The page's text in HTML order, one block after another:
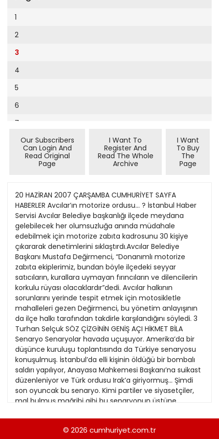
Cumhuriyet Sağlıklı Beslenme
Cumhuriyet Sokak
Cumhuriyet Spor
Cumhuriyet Strateji
Cumhuriyet Tarım
Cumhuriyet Yılbaşı
Çerçeve Eki
Dergi Eki
Ekonomi Eki
Evleniyoruz
Güney Dogu
Kitap Eki
Özel Ekler
Özel Okullar
Sevgililer Günü
Siyaset Eki
Sürdürülebilir yaşam
Turizm Eki
Yerel Yönetimler
1994
1991
1990
1989
1988
1987
1986
1985
1984
1983
1982
1981
1980
9
10
11
12
13
14
15
16
19
20
21
22
23
24
25
26
27
28
29
30
1
2
3
4
5
6
7
11
12
13
14
15
16
17
18
19
Our Subscribers
Can Login And
Read Original
Page
I Want To
Register And
Read The Whole
Archive
I Want
To Buy
The
Page
20 HAZİRAN 2007 ÇARŞAMBA CUMHURİYET SAYFA
HABERLER Avcılar’ın motorize ordusu... ? İstanbul Haber
Servisi Avcılar Belediye başkanlığı ilçede meydana
gelebilecek her olumsuzluğa anında müdahale
edebilmek için motorize zabıta kadrosunu 30 kişiye
çıkararak denetimlerini sıklaştırdı.Avcılar Belediye
Başkanı Mustafa Değirmenci, “Donanımlı motorize
zabıta ekiplerimiz, bundan böyle ilçedeki seyyar
satıcıların, kurallara uymayan fırıncıların ve dilencilerin
korkulu rüyası olacaklardır”dedi. Avcılar halkının
sorunlarını yerinde tespit etmek için motosikletle
mahalleleri gezen Değirmenci, bu yönetim anlayışının
da ilçe halkı tarafından takdirle karşılandığını söyledi. 3
Turhan Selçuk SÖZ ÇİZGİNİN GENİŞ AÇI HİKMET BİLA
Senaryo Senaryolar havada uçuşuyor. Amerika’da bir
düşünce kuruluşu toplantısında da Türkiye senaryosu
konuşulmuş. İstanbul’da elli kişinin öldüğü bir bombalı
saldırı yapılıyor, Anayasa Mahkemesi Başkanı’na suikast
düzenleniyor ve Türk ordusu Irak’a giriyormuş... Şimdi
son oyuncak bu senaryo. Kimi partiler ve siyasetçiler,
mal bulmuş mağribi gibi bu senaryonun üstüne
askere yüklenmeye başladılar. Oysa gerçeklerin
senaryolarla hiç ilgisi yok. Gerçekler masada değil,
© 2026 cumhuriyet.com.tr